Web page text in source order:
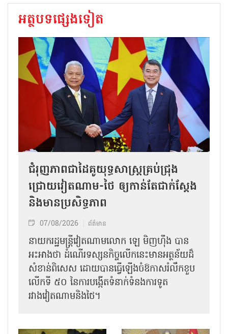
អត្ថបទផ្សេងទៀត
ជំរុញភាពជាដៃគូយុទ្ធសាស្ត្រគ្រប់ជ្រុង
ជ្រោយវៀតណាម-ថៃ ឲ្យកាន់តែជាក់ស្ដែង
និងមានប្រសិទ្ធភាព
07/08/2026 ព័ត៌មាន
នាយករដ្ឋមន្ត្រីវៀតណាមលោក ឡេ មិញហ៊ឹង បាន
អះអាងថា ដំណើរទស្សនកិច្ចលើកនេះមានអត្ថន័យដ៏
សំខាន់ពិសេស ដោយបានធ្វើឡើងចំឱកាសរំលឹកខួប
លើកទី ៥០ នៃការបង្កើតទំនាក់ទំនងការទូត
រវាងវៀតណាមនិងថៃ។